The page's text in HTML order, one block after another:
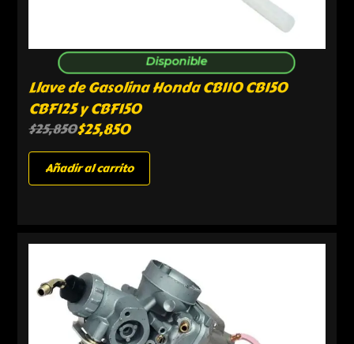
Disponible
Llave de Gasolina Honda CB110 CB150
CBF125 y CBF150
$25,850$25,850
Añadir al carrito